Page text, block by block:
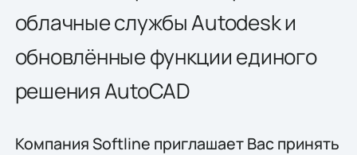
облачные службы Autodesk и
обновлённые функции единого
решения AutoCAD
Компания Softline приглашает Вас принять